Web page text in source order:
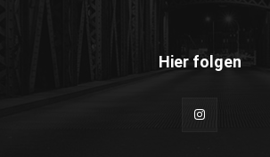
Hier folgen